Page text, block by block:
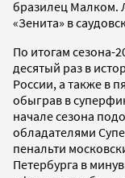
бразилец Малком.
«Зенита» в
По итогам сезона-
десятый раз в
России, а также в
обыграв в
начале сезона
обладателями
пенальти
Петербурга в